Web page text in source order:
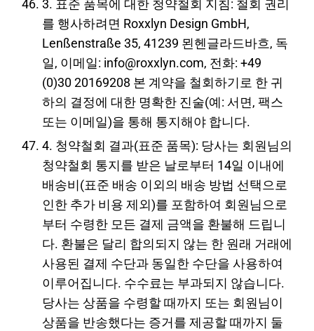
3. 표준 품목에 대한 청약철회 지침: 철회 권리
를 행사하려면 Roxxlyn Design GmbH,
Lenßenstraße 35, 41239 묀헨글라드바흐, 독
일, 이메일: info@roxxlyn.com, 전화: +49
(0)30 20169208 본 계약을 철회하기로 한 귀
하의 결정에 대한 명확한 진술(예: 서면, 팩스
또는 이메일)을 통해 통지해야 합니다.
4. 청약철회 결과(표준 품목): 당사는 회원님의
청약철회 통지를 받은 날로부터 14일 이내에
배송비(표준 배송 이외의 배송 방법 선택으로
인한 추가 비용 제외)를 포함하여 회원님으로
부터 수령한 모든 결제 금액을 환불해 드립니
다. 환불은 달리 합의되지 않는 한 원래 거래에
사용된 결제 수단과 동일한 수단을 사용하여
이루어집니다. 수수료는 부과되지 않습니다.
당사는 상품을 수령할 때까지 또는 회원님이
상품을 반송했다는 증거를 제공할 때까지 둘